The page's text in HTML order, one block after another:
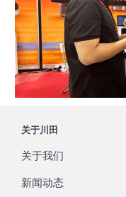
关于川田
关于我们
新闻动态